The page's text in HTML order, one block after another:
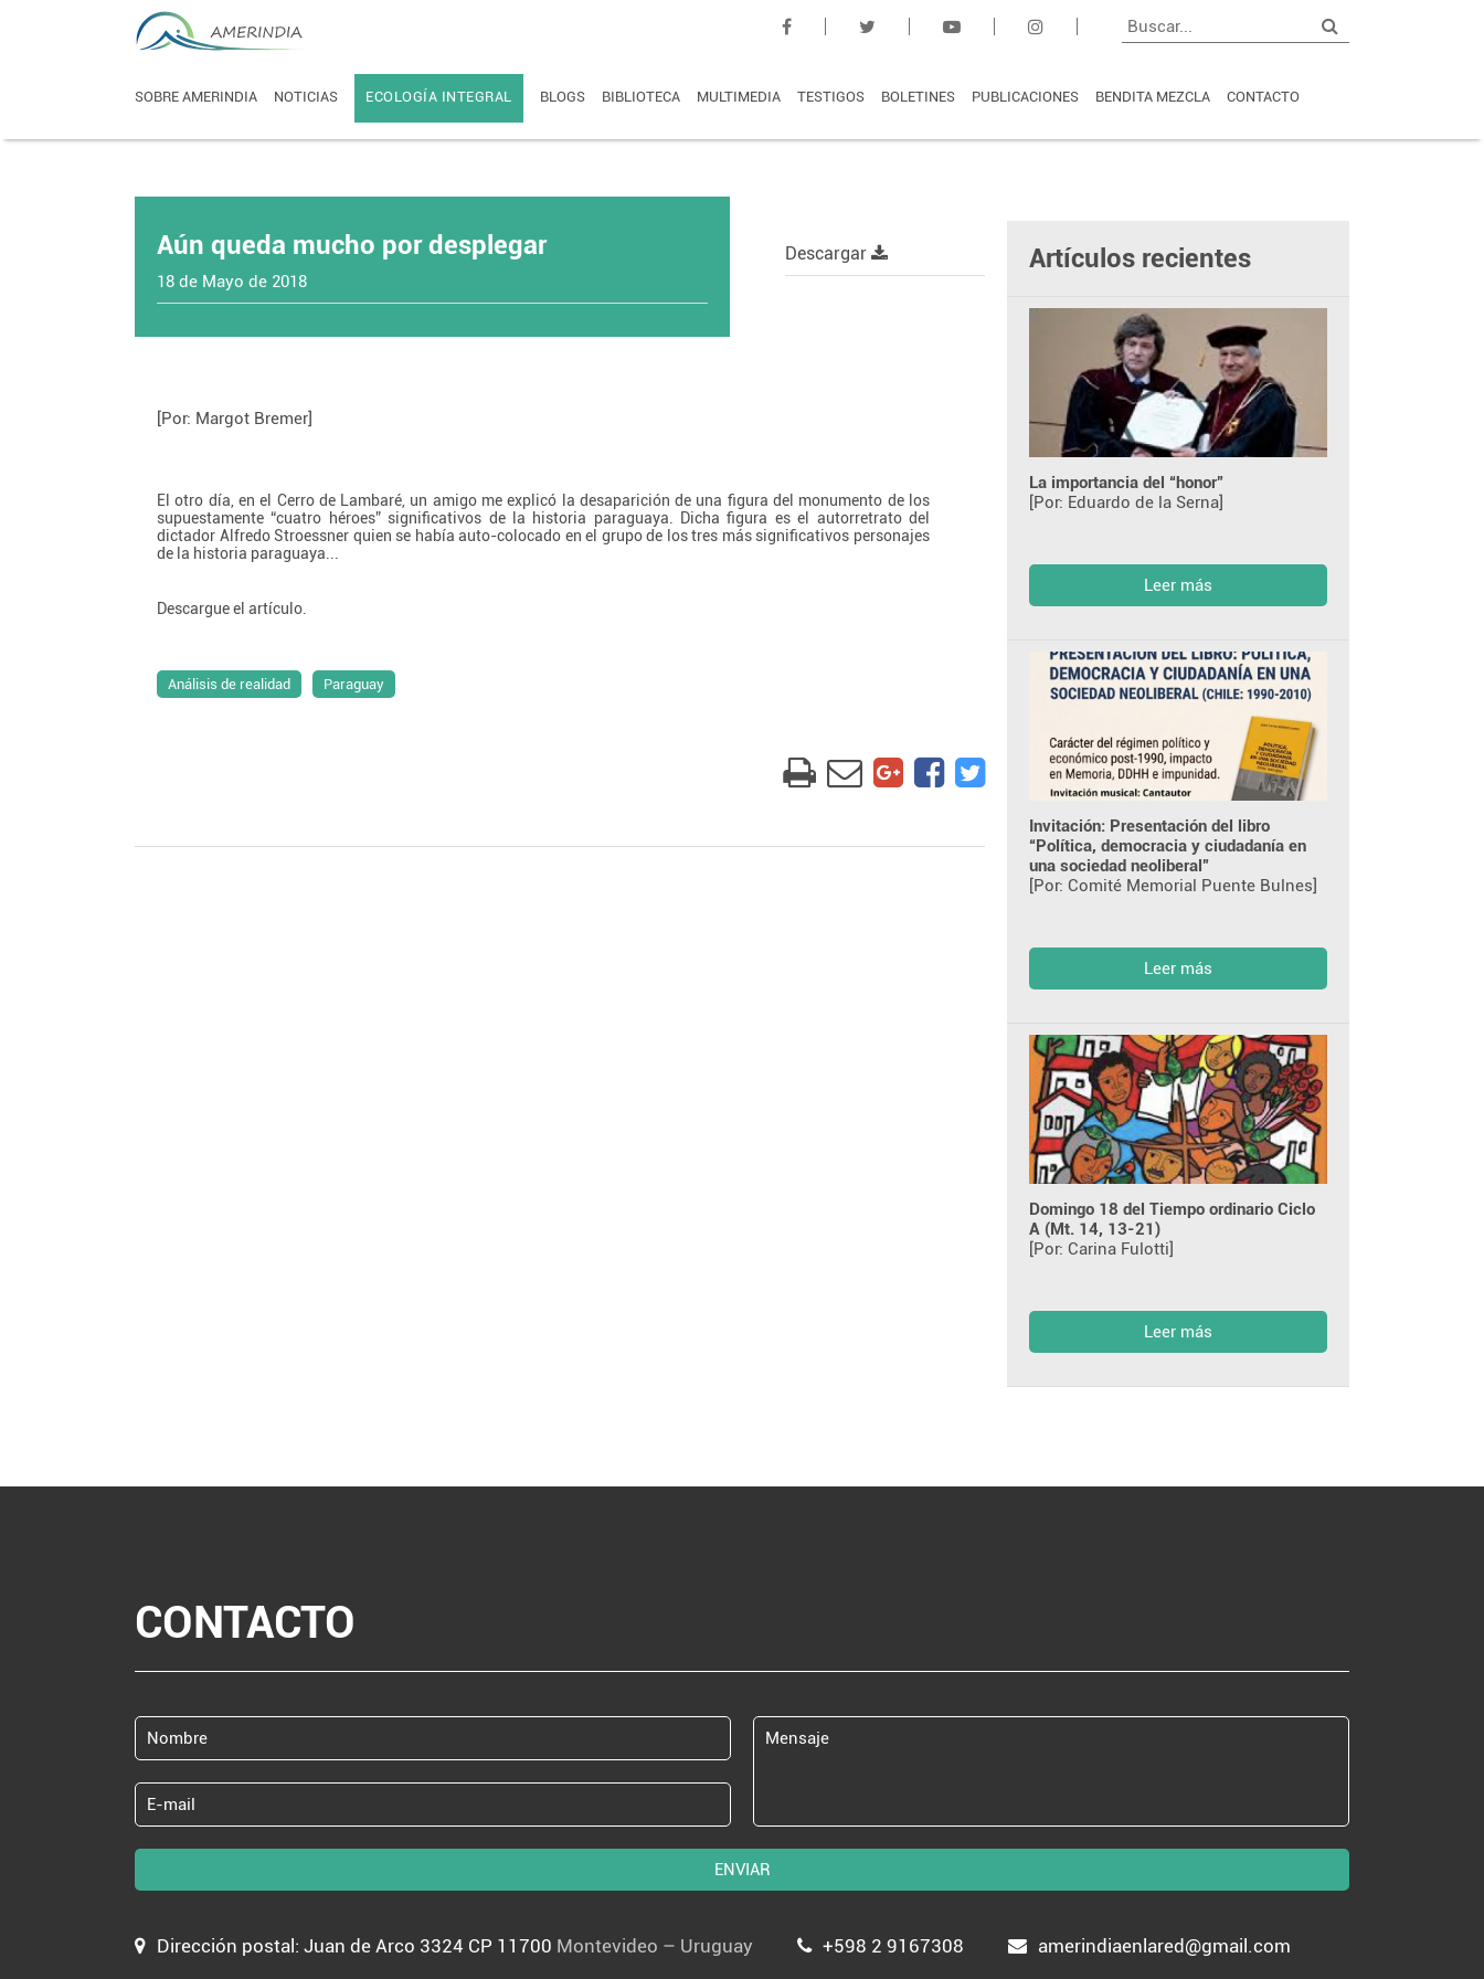
SOBRE AMERINDIA NOTICIAS ECOLOGÍA INTEGRAL BLOGS BIBLIOTECA MULTIMEDIA TESTIGOS BOLETINES PUBLICACIONES BENDITA MEZCLA CONTACTO
Aún queda mucho por desplegar
18 de Mayo de 2018
Descargar
[Por: Margot Bremer]
El otro día, en el Cerro de Lambaré, un amigo me explicó la desaparición de una figura del monumento de los
supuestamente “cuatro héroes” significativos de la historia paraguaya. Dicha figura es el autorretrato del
dictador Alfredo Stroessner quien se había auto-colocado en el grupo de los tres más significativos personajes
de la historia paraguaya...
Descargue el artículo.
Análisis de realidad Paraguay
Artículos recientes
La importancia del “honor”
[Por: Eduardo de la Serna]
Leer más
Invitación: Presentación del libro
“Política, democracia y ciudadanía en
una sociedad neoliberal”
[Por: Comité Memorial Puente Bulnes]
Leer más
Domingo 18 del Tiempo ordinario Ciclo
A (Mt. 14, 13-21)
[Por: Carina Fulotti]
Leer más
CONTACTO
ENVIAR
Dirección postal: Juan de Arco 3324 CP 11700 Montevideo – Uruguay +598 2 9167308 amerindiaenlared@gmail.com